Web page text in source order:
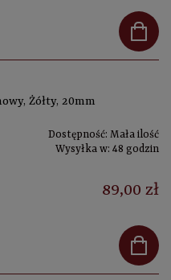
Żółty, 20mm
Dostępność: Mała ilość
Wysyłka w: 48 godzin
89,00 zł